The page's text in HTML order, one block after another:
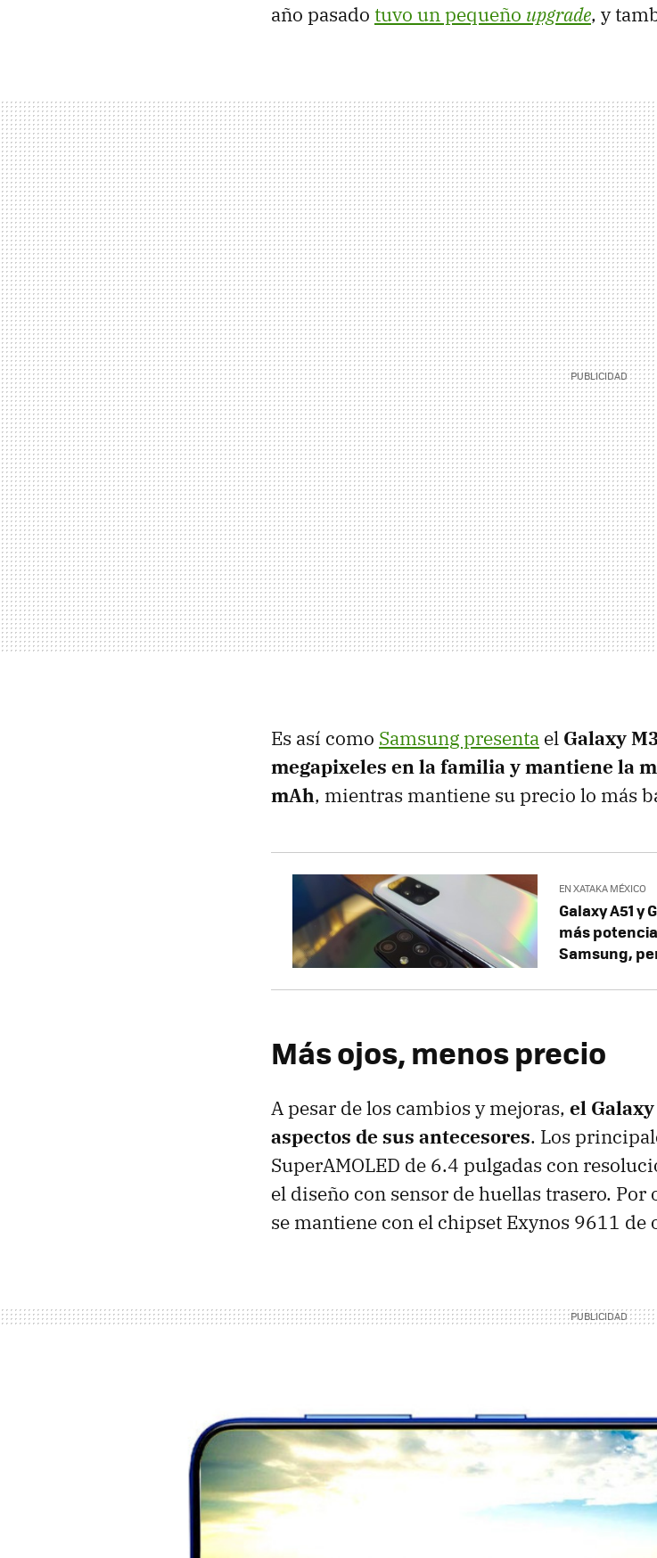
año pasado tuvo un pequeño upgrade, y
Es así como Samsung presenta el Galaxy
megapixeles en la familia y mantiene la
mAh, mientras mantiene su precio lo más
EN XATAKA MÉXICO
Galaxy A51 y
más
Samsung,
Más ojos, menos precio
A pesar de los cambios y mejoras, el
aspectos de sus antecesores. Los
SuperAMOLED de 6.4 pulgadas con
el diseño con sensor de huellas trasero.
se mantiene con el chipset Exynos 9611 de